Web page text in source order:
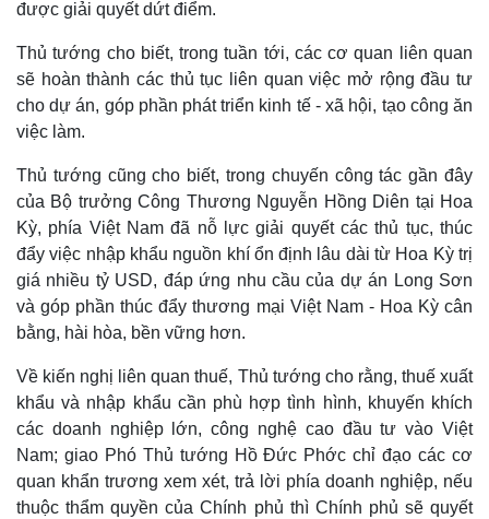
Quan sát
Hồ sơ
E-Magazine
Infographic
được giải quyết dứt điểm.
Thủ tướng cho biết, trong tuần tới, các cơ quan liên quan
sẽ hoàn thành các thủ tục liên quan việc mở rộng đầu tư
cho dự án, góp phần phát triển kinh tế - xã hội, tạo công ăn
việc làm.
Thủ tướng cũng cho biết, trong chuyến công tác gần đây
của Bộ trưởng Công Thương Nguyễn Hồng Diên tại Hoa
Kỳ, phía Việt Nam đã nỗ lực giải quyết các thủ tục, thúc
đẩy việc nhập khẩu nguồn khí ổn định lâu dài từ Hoa Kỳ trị
giá nhiều tỷ USD, đáp ứng nhu cầu của dự án Long Sơn
và góp phần thúc đẩy thương mại Việt Nam - Hoa Kỳ cân
bằng, hài hòa, bền vững hơn.
Về kiến nghị liên quan thuế, Thủ tướng cho rằng, thuế xuất
khẩu và nhập khẩu cần phù hợp tình hình, khuyến khích
các doanh nghiệp lớn, công nghệ cao đầu tư vào Việt
Nam; giao Phó Thủ tướng Hồ Đức Phớc chỉ đạo các cơ
quan khẩn trương xem xét, trả lời phía doanh nghiệp, nếu
thuộc thẩm quyền của Chính phủ thì Chính phủ sẽ quyết